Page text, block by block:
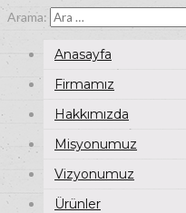
Arama:
Anasayfa
Firmamız
Hakkımızda
Misyonumuz
Vizyonumuz
Ürünler